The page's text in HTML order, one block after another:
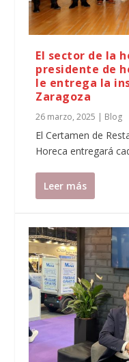
El sector de la
presidente de
le entrega la
Zaragoza
26 marzo, 2025 | Blog
El Certamen de
Horeca entregará
Leer más